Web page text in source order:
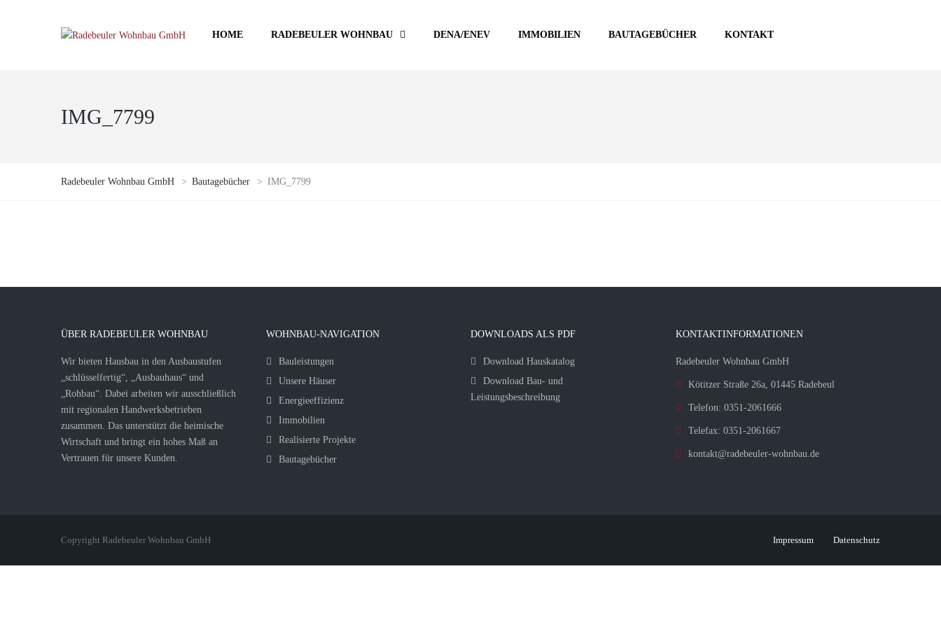
HOME RADEBEULER WOHNBAU DENA/ENEV IMMOBILIEN BAUTAGEBÜCHER KONTAKT
IMG_7799
Radebeuler Wohnbau GmbH > Bautagebücher > IMG_7799
ÜBER RADEBEULER WOHNBAU
Wir bieten Hausbau in den Ausbaustufen
„schlüsselfertig“, „Ausbauhaus“ und
„Rohbau“. Dabei arbeiten wir ausschließlich
mit regionalen Handwerksbetrieben
zusammen. Das unterstützt die heimische
Wirtschaft und bringt ein hohes Maß an
Vertrauen für unsere Kunden.
WOHNBAU-NAVIGATION
Bauleistungen
Unsere Häuser
Energieeffizienz
Immobilien
Realisierte Projekte
Bautagebücher
DOWNLOADS ALS PDF
Download Hauskatalog
Download Bau- und
Leistungsbeschreibung
KONTAKTINFORMATIONEN
Radebeuler Wohnbau GmbH
Kötitzer Straße 26a, 01445 Radebeul
Telefon: 0351-2061666
Telefax: 0351-2061667
kontakt@radebeuler-wohnbau.de
Copyright Radebeuler Wohnbau GmbH Impressum Datenschutz